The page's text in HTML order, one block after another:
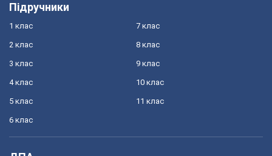
Підручники
1 клас
2 клас
3 клас
4 клас
5 клас
6 клас
7 клас
8 клас
9 клас
10 клас
11 клас